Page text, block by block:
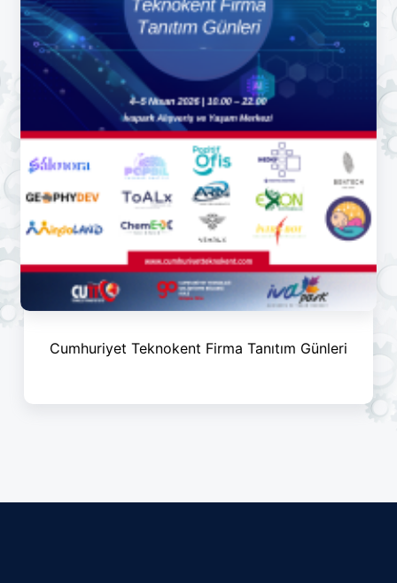
Cumhuriyet Teknokent Firma Tanıtım Günleri